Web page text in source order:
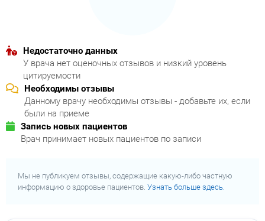
Недостаточно данных
У врача нет оценочных отзывов и низкий уровень
цитируемости
Необходимы отзывы
Данному врачу необходимы отзывы - добавьте их, если
были на приеме
Запись новых пациентов
Врач принимает новых пациентов по записи
Мы не публикуем отзывы, содержащие какую-либо частную
информацию о здоровье пациентов. Узнать больше здесь.